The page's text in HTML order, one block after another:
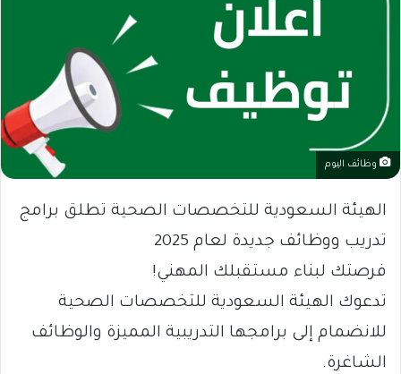
وظائف اليوم
الهيئة السعودية للتخصصات الصحية تطلق برامج
تدريب ووظائف جديدة لعام 2025
فرصتك لبناء مستقبلك المهني!
تدعوك الهيئة السعودية للتخصصات الصحية
للانضمام إلى برامجها التدريبية المميزة والوظائف
الشاغرة.